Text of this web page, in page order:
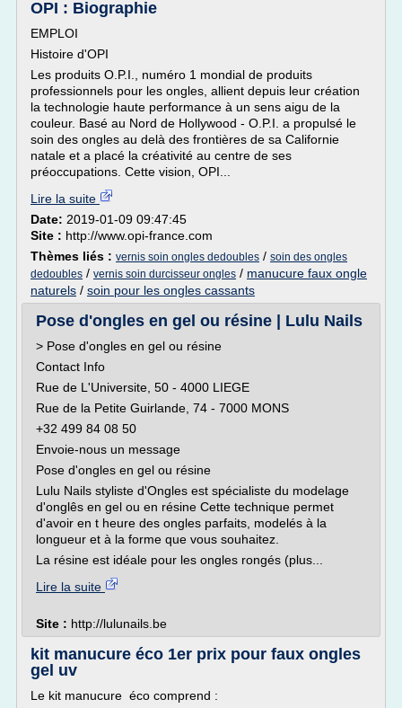
OPI : Biographie
EMPLOI
Histoire d'OPI
Les produits O.P.I., numéro 1 mondial de produits
professionnels pour les ongles, allient depuis leur création
la technologie haute performance à un sens aigu de la
couleur. Basé au Nord de Hollywood - O.P.I. a propulsé le
soin des ongles au delà des frontières de sa Californie
natale et a placé la créativité au centre de ses
préoccupations. Cette vision, OPI...
Lire la suite
Date: 2019-01-09 09:47:45
Site : http://www.opi-france.com
Thèmes liés : vernis soin ongles dedoubles / soin des ongles
dedoubles / vernis soin durcisseur ongles / manucure faux ongle
naturels / soin pour les ongles cassants
Pose d'ongles en gel ou résine | Lulu Nails
> Pose d'ongles en gel ou résine
Contact Info
Rue de L'Universite, 50 - 4000 LIEGE
Rue de la Petite Guirlande, 74 - 7000 MONS
+32 499 84 08 50
Envoie-nous un message
Pose d'ongles en gel ou résine
Lulu Nails styliste d'Ongles est spécialiste du modelage
d'onglês en gel ou en résine Cette technique permet
d'avoir en t heure des ongles parfaits, modelés à la
longueur et à la forme que vous souhaitez.
La résine est idéale pour les ongles rongés (plus...
Lire la suite
Site : http://lulunails.be
kit manucure éco 1er prix pour faux ongles
gel uv
Le kit manucure éco comprend :